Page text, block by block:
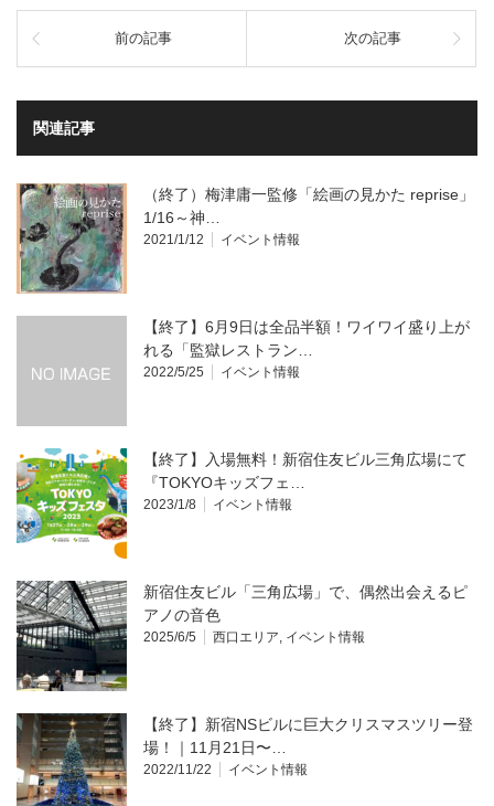
前の記事 次の記事
関連記事
（終了）梅津庸一監修「絵画の見かた reprise」
1/16～神…
2021/1/12 イベント情報
【終了】6月9日は全品半額！ワイワイ盛り上が
れる「監獄レストラン…
2022/5/25 イベント情報
【終了】入場無料！新宿住友ビル三角広場にて
『TOKYOキッズフェ…
2023/1/8 イベント情報
新宿住友ビル「三角広場」で、偶然出会えるピ
アノの音色
2025/6/5 西口エリア, イベント情報
【終了】新宿NSビルに巨大クリスマスツリー登
場！｜11月21日〜…
2022/11/22 イベント情報